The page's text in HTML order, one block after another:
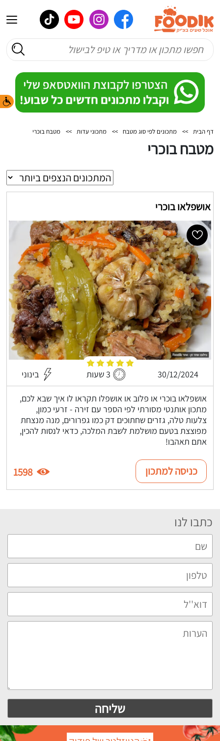
דף הבית >> מתכונים לפי סוג מטבח >> מתכוני עדות >> מטבח בוכרי
מטבח בוכרי
אושפלאו בוכרי
30/12/2024 3 שעות בינוני
אושפלאו בוכרי או פלוב או אושפלו תקראו לו איך שבא לכם,
מתכון אותנטי מסורתי לפי הספר עם זירה - זרעי כמון,
צלעות טלה, גזרים שחתוכים דק כמו גפרורים, מנה מנצחת
מפוצצת בטעם מושלמת לשבת המלכה, כדאי לנסות להכין,
אתם תאהבו!
כניסה למתכון 1598
כתבו לנו